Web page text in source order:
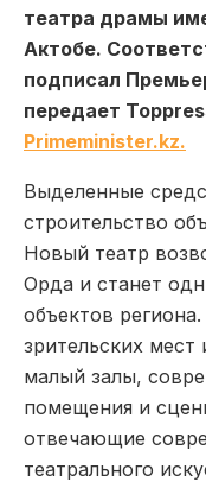
театра драмы
Актобе.
подписал
передает
Primeminister.kz.
Выделенные
строительство
Новый театр
Орда и станет
объектов
зрительских
малый залы,
помещения и
отвечающие
театрального